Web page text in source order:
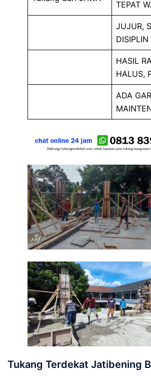
TEPAT
JUJUR,
DISIPLIN
HASIL
HALUS,
ADA
Tukang Terdekat Jatibening